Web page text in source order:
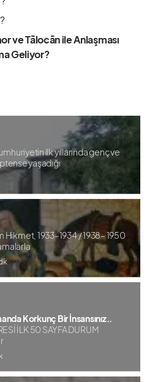
ve Tālocān ile Anlaşması
Geliyor?
ilk yıllarında genç ve
yaşadığı
Hikmet, 1933–1934 / 1938– 1950
Korkunç Bir İnsansınız..
İLK 50 SAYFA DURUM